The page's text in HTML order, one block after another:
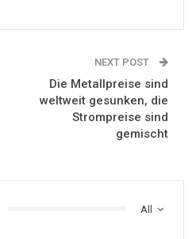
NEXT POST
Die Metallpreise sind
weltweit gesunken, die
Strompreise sind
gemischt
All